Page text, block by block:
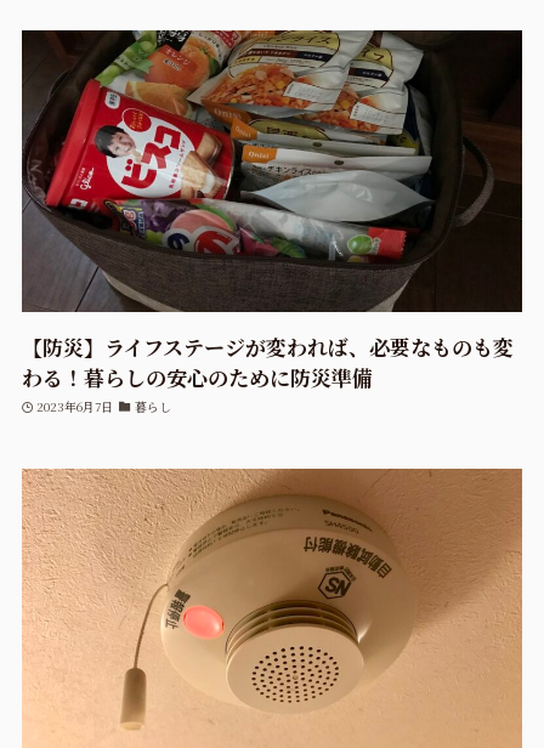
【防災】ライフステージが変われば、必要なものも変
わる！暮らしの安心のために防災準備
2023年6月7日 暮らし